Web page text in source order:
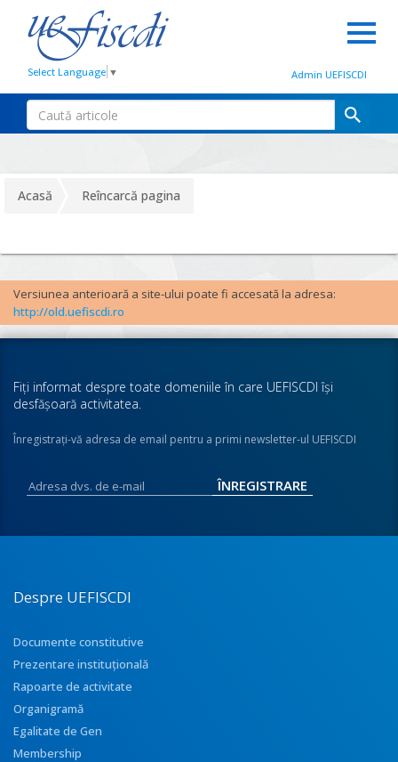
Select Language ▼ Admin UEFISCDI
Acasă Reîncarcă pagina
Versiunea anterioară a site-ului poate fi accesată la adresa:
http://old.uefiscdi.ro
Fiţi informat despre toate domeniile în care UEFISCDI îşi
desfăşoară activitatea.
Înregistraţi-vă adresa de email pentru a primi newsletter-ul UEFISCDI
Despre UEFISCDI
Documente constitutive
Prezentare instituţională
Rapoarte de activitate
Organigramă
Egalitate de Gen
Membership